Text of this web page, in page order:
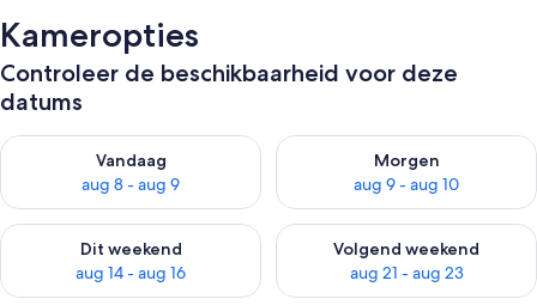
Kameropties
Controleer de beschikbaarheid voor deze
datums
Vandaag
aug 8 - aug 9
De beschikbaarheid controleren voor vanavond aug 8 - aug 9
Morgen
aug 9 - aug 10
De beschikbaarheid
Dit weekend
aug 14 - aug 16
De beschikbaarheid controleren voor dit weekend aug 14 -
Volgend weekend
aug 21 - aug 23
De beschikbaarheid